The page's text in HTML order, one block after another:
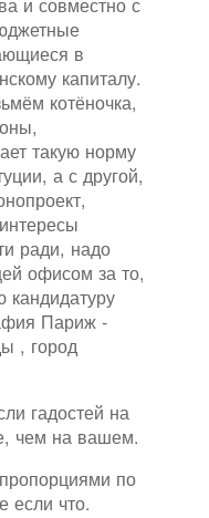
в
капиталу.
котёночка,
такую норму
а с другой,
ради, надо
офисом за то,
Париж -
, город
гадостей на
чем на вашем.
по
если что.